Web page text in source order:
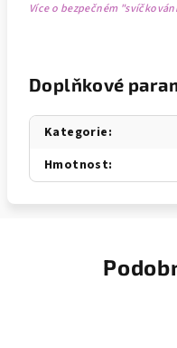
Více o bezpečném
Doplňkové
Kategorie:
Hmotnost: